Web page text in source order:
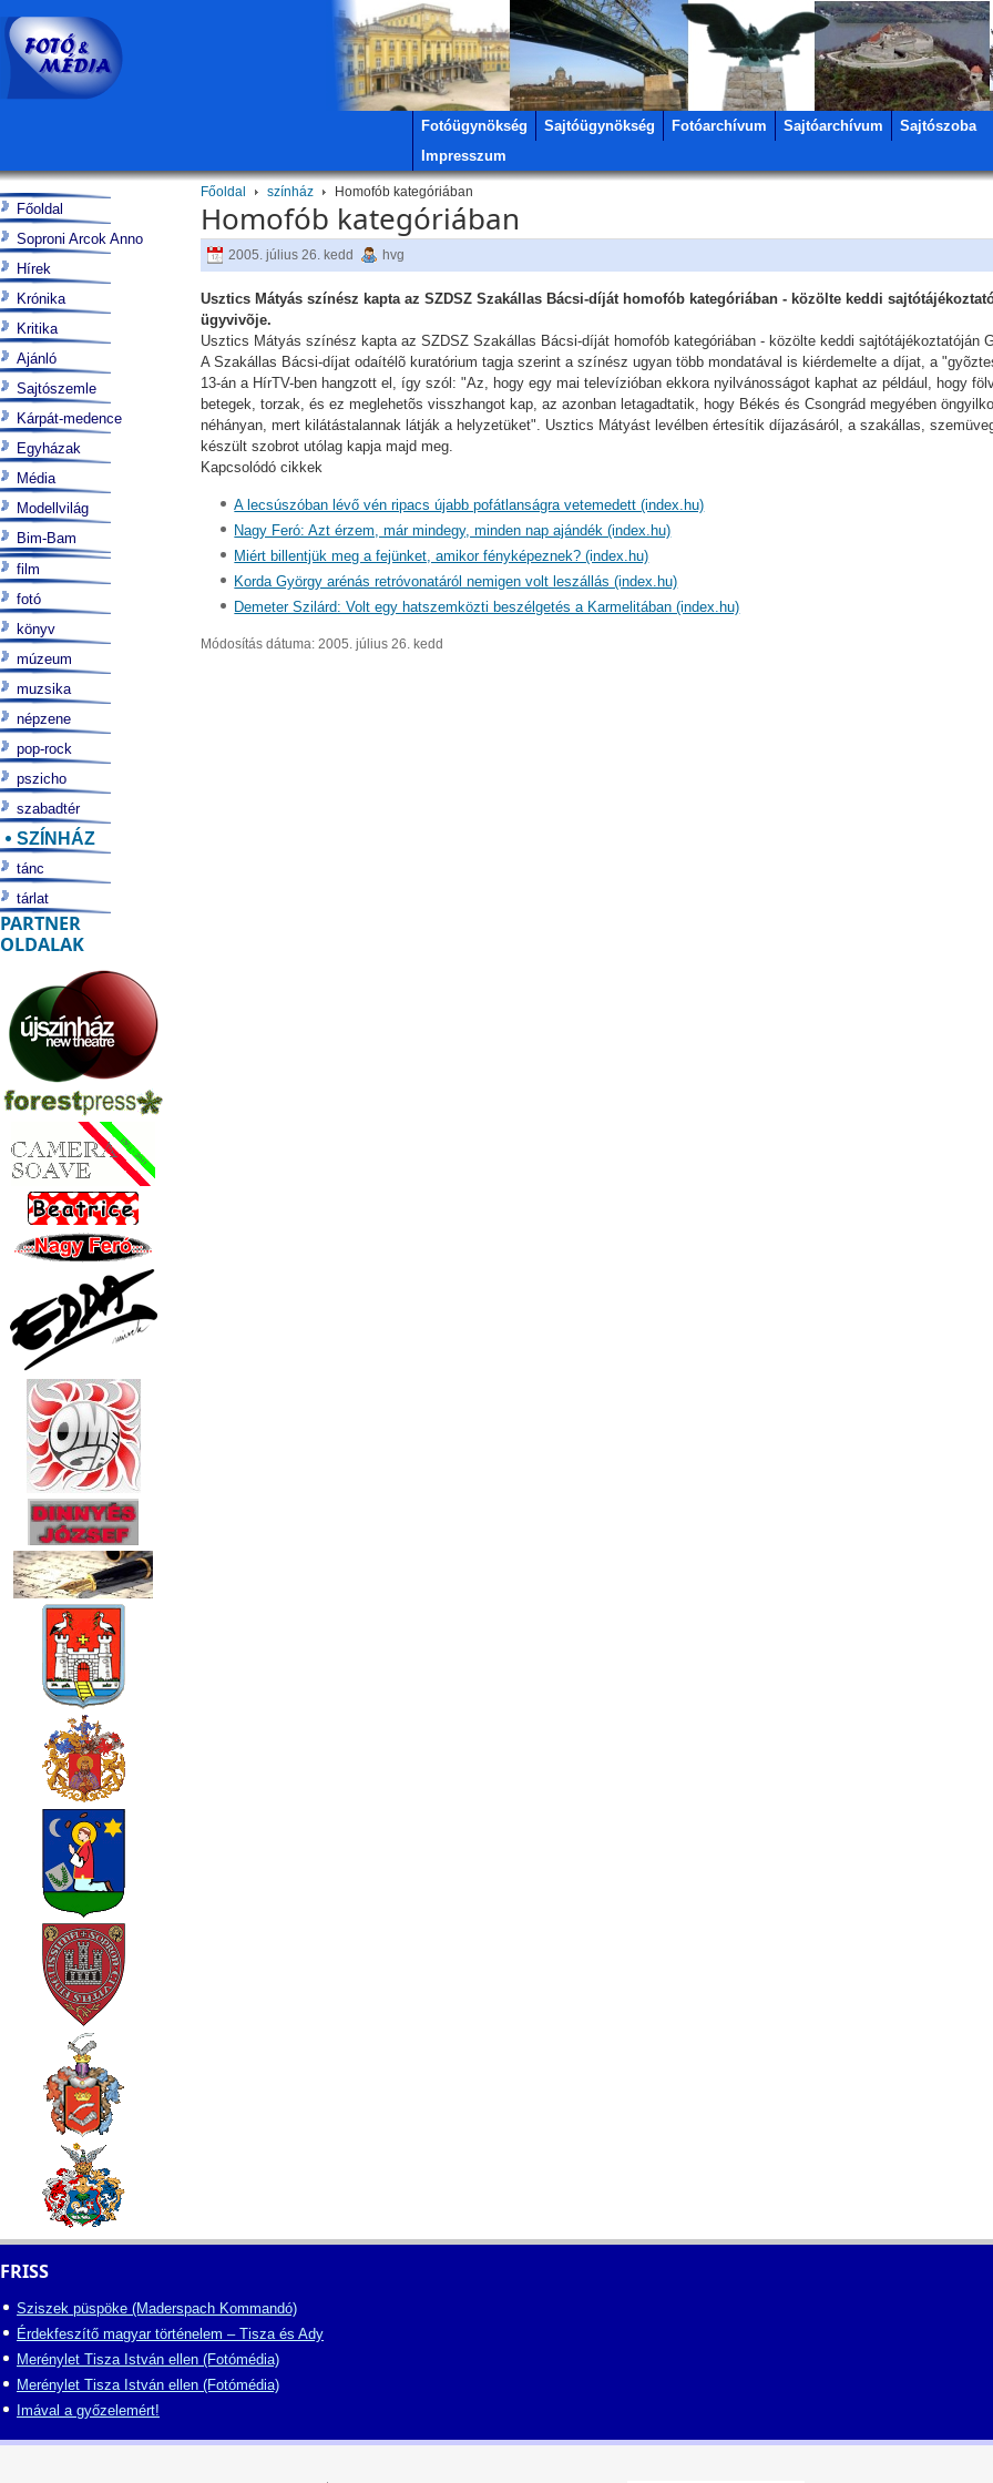
Fotóügynökség Sajtóügynökség Fotóarchívum Sajtóarchívum
Sajtószoba
Impresszum
Főoldal színház Homofób kategóriában
Homofób kategóriában
2005. július 26. kedd hvg
Usztics Mátyás színész kapta az SZDSZ Szakállas Bácsi-díját homofób kategóriában - közölte keddi
ügyvivõje.
Usztics Mátyás színész kapta az SZDSZ Szakállas Bácsi-díját homofób kategóriában - közölte keddi sajtótájékoztatóján
A Szakállas Bácsi-díjat odaítélõ kuratórium tagja szerint a színész ugyan több mondatával is kiérdemelte a díjat, a
13-án a HírTV-ben hangzott el, így szól: "Az, hogy egy mai televízióban ekkora nyilvánosságot kaphat az például, hogy
betegek, torzak, és ez meglehetõs visszhangot kap, az azonban letagadtatik, hogy Békés és Csongrád megyében
néhányan, mert kilátástalannak látják a helyzetüket". Usztics Mátyást levélben értesítik díjazásáról, a szakállas,
készült szobrot utólag kapja majd meg.
Kapcsolódó cikkek
A lecsúszóban lévő vén ripacs újabb pofátlanságra vetemedett (index.hu)
Nagy Feró: Azt érzem, már mindegy, minden nap ajándék (index.hu)
Miért billentjük meg a fejünket, amikor fényképeznek? (index.hu)
Korda György arénás retróvonatáról nemigen volt leszállás (index.hu)
Demeter Szilárd: Volt egy hatszemközti beszélgetés a Karmelitában (index.hu)
Módosítás dátuma: 2005. július 26. kedd
Főoldal
Soproni Arcok Anno
Hírek
Krónika
Kritika
Ajánló
Sajtószemle
Kárpát-medence
Egyházak
Média
Modellvilág
Bim-Bam
film
fotó
könyv
múzeum
muzsika
népzene
pop-rock
pszicho
szabadtér
SZÍNHÁZ
tánc
tárlat
PARTNER
OLDALAK
FRISS
Sziszek püspöke (Maderspach Kommandó)
Érdekfeszítő magyar történelem – Tisza és Ady
Merénylet Tisza István ellen (Fotómédia)
Merénylet Tisza István ellen (Fotómédia)
Imával a győzelemért!